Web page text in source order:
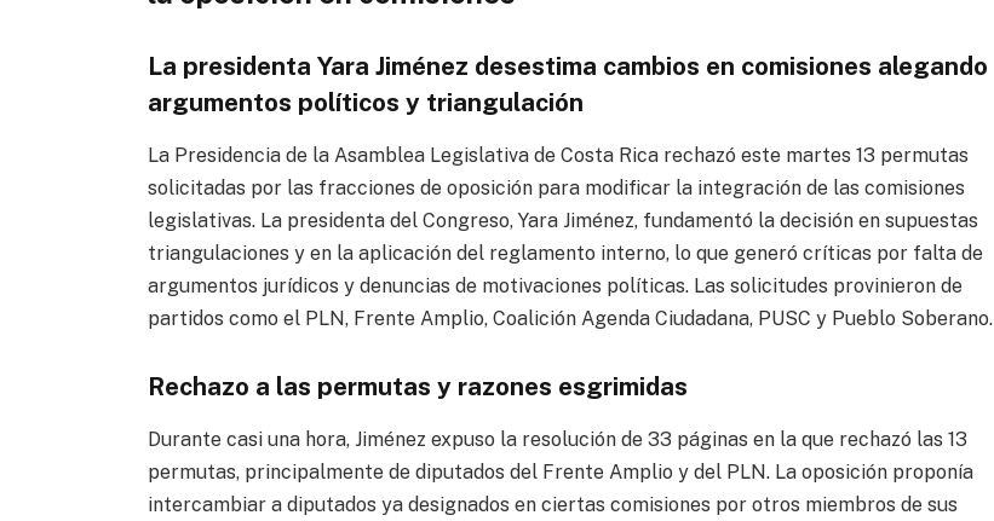
La presidenta Yara Jiménez desestima cambios en comisiones alegando
argumentos políticos y triangulación
La Presidencia de la Asamblea Legislativa de Costa Rica rechazó este martes 13 permutas
solicitadas por las fracciones de oposición para modificar la integración de las comisiones
legislativas. La presidenta del Congreso, Yara Jiménez, fundamentó la decisión en supuestas
triangulaciones y en la aplicación del reglamento interno, lo que generó críticas por falta de
argumentos jurídicos y denuncias de motivaciones políticas. Las solicitudes provinieron de
partidos como el PLN, Frente Amplio, Coalición Agenda Ciudadana, PUSC y Pueblo Soberano.
Rechazo a las permutas y razones esgrimidas
Durante casi una hora, Jiménez expuso la resolución de 33 páginas en la que rechazó las 13
permutas, principalmente de diputados del Frente Amplio y del PLN. La oposición proponía
intercambiar a diputados ya designados en ciertas comisiones por otros miembros de sus